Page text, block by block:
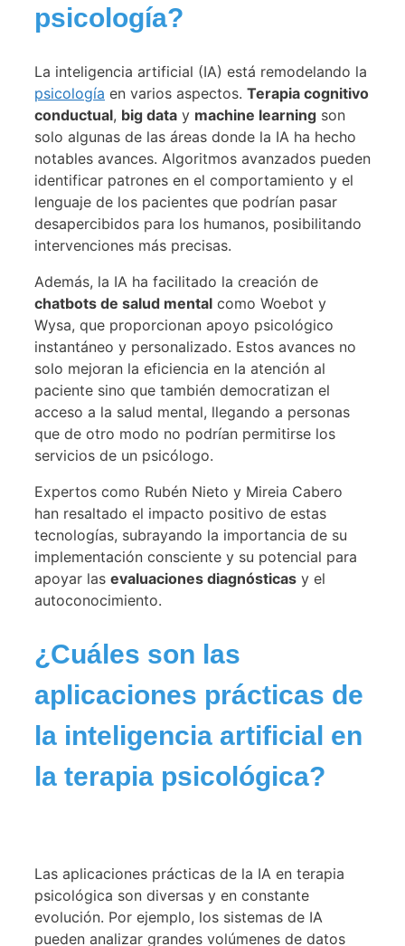
psicología?
La inteligencia artificial (IA) está remodelando la
psicología en varios aspectos. Terapia cognitivo
conductual, big data y machine learning son
solo algunas de las áreas donde la IA ha hecho
notables avances. Algoritmos avanzados pueden
identificar patrones en el comportamiento y el
lenguaje de los pacientes que podrían pasar
desapercibidos para los humanos, posibilitando
intervenciones más precisas.
Además, la IA ha facilitado la creación de
chatbots de salud mental como Woebot y
Wysa, que proporcionan apoyo psicológico
instantáneo y personalizado. Estos avances no
solo mejoran la eficiencia en la atención al
paciente sino que también democratizan el
acceso a la salud mental, llegando a personas
que de otro modo no podrían permitirse los
servicios de un psicólogo.
Expertos como Rubén Nieto y Mireia Cabero
han resaltado el impacto positivo de estas
tecnologías, subrayando la importancia de su
implementación consciente y su potencial para
apoyar las evaluaciones diagnósticas y el
autoconocimiento.
¿Cuáles son las
aplicaciones prácticas de
la inteligencia artificial en
la terapia psicológica?
Las aplicaciones prácticas de la IA en terapia
psicológica son diversas y en constante
evolución. Por ejemplo, los sistemas de IA
pueden analizar grandes volúmenes de datos